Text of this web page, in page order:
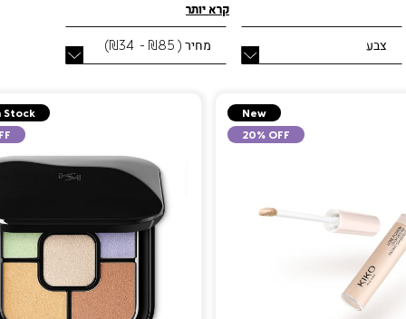
שלך מהמגוון הרחב שלנו - קונסילר נוזלי, קונסילר קרמי,
מספקים כיסוי מלא או חלקי, בגימור חלק ונקי. כך שתוכלי להשיג
קרא יותר
צבע מחיר (
₪85 - ₪34
)
New
20% OFF
Stock